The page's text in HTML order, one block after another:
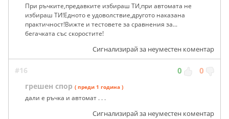
При ръчките,предавките избираш ТИ,при автомата не
избираш ТИ!Едното е удоволствие,другото наказана
практичност!Вижте и тестовете за сравнения за...
бегачката със скоростите!
Сигнализирай за неуместен коментар
#16 0 0
грешен спор ( преди 1 година )
дали е ръчка и автомат . . .
Сигнализирай за неуместен коментар